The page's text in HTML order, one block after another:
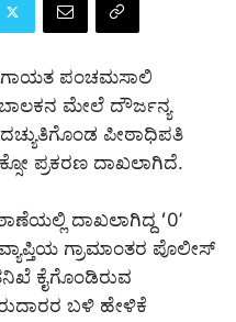
ಪಂಚಮಸಾಲಿ
ಬಾಲಕನ ಮೇಲೆ ದೌರ್ಜನ್ಯ
ಪೀಠಾಧಿಪತಿ
ಪ್ರಕರಣ ದಾಖಲಾಗಿದೆ.
ದಾಖಲಾಗಿದ್ದ ʻ0ʼ
ಗ್ರಾಮಾಂತರ ಪೊಲೀಸ್
ಕೈಗೊಂಡಿರುವ
ಬಳಿ ಹೇಳಿಕೆ